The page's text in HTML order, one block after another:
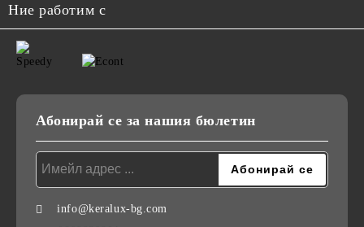
Ние работим с
Абонирай се за нашия бюлетин
info@keralux-bg.com